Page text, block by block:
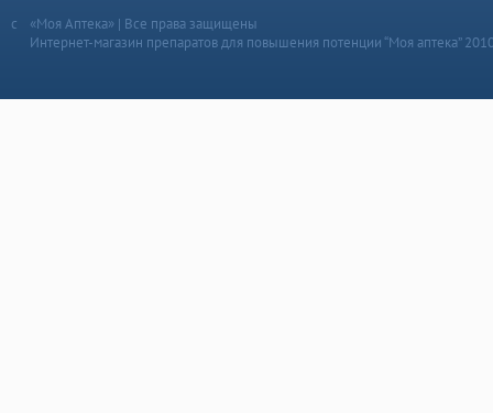
«Моя Аптека» | Все права защищены
Интернет-магазин препаратов для повышения потенции “Моя аптека”